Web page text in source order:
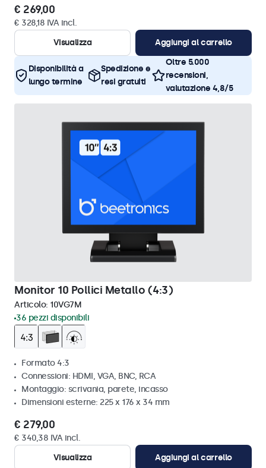
€ 269,00
€ 328,18 IVA incl.
Visualizza
Aggiungi al carrello
Disponibilità a
lungo termine
Spedizione e
resi gratuiti
Oltre 5.000
recensioni,
valutazione 4,8/5
Monitor 10 Pollici Metallo (4:3)
Articolo: 10VG7M
36 pezzi disponibili
Formato 4:3
Connessioni: HDMI, VGA, BNC, RCA
Montaggio: scrivania, parete, incasso
Dimensioni esterne: 225 x 176 x 34 mm
€ 279,00
€ 340,38 IVA incl.
Visualizza
Aggiungi al carrello